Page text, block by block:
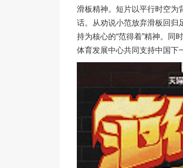
滑板精神。短片以平行时空为
话。从劝说小范放弃滑板回归
持为核心的“范得着”精神。同
体育发展中心共同支持中国下